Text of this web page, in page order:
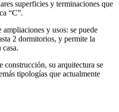
superficies y terminaciones que
“C”.
y usos: se puede
2 dormitorios, y permite la
construcción, su arquitectura se
tipologías que actualmente